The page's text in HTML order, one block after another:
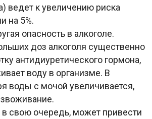
ведет к увеличению риска
на 5%.
опасность в алкоголе.
доз алкоголя существенно
антидиуретического гормона,
воду в организме. В
воды с мочой увеличивается,
свою очередь, может привести